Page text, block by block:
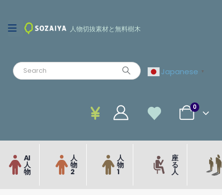
人物切抜素材と無料樹木
Japanese ▼
0
AI
人
物
人
物
2
人
物
1
座
る
人